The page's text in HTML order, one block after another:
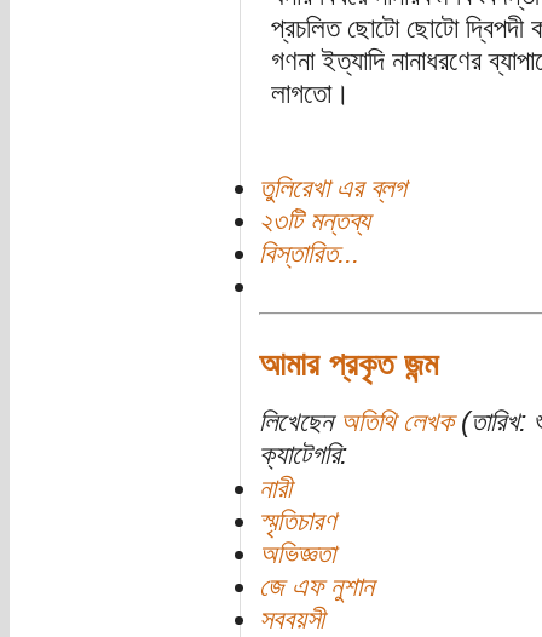
প্রচলিত ছোটো ছোটো দ্বিপদী
গণনা ইত্যাদি নানাধরণের
লাগতো।
তুলিরেখা এর ব্লগ
২৩টি মন্তব্য
বিস্তারিত...
আমার প্রকৃত জন্ম
লিখেছেন অতিথি লেখক(তারিখ:
ক্যাটেগরি:
নারী
স্মৃতিচারণ
অভিজ্ঞতা
জে এফ নুশান
সববয়সী